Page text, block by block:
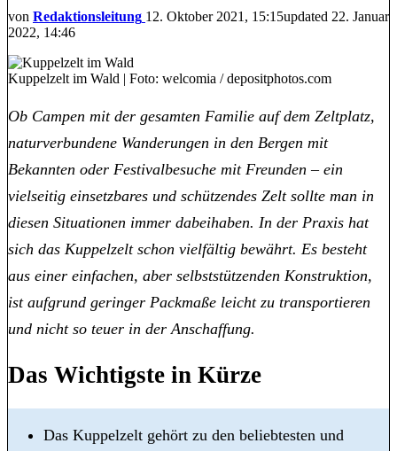
von Redaktionsleitung 12. Oktober 2021, 15:15updated 22. Januar
2022, 14:46
Kuppelzelt im Wald | Foto: welcomia / depositphotos.com
Ob Campen mit der gesamten Familie auf dem Zeltplatz,
naturverbundene Wanderungen in den Bergen mit
Bekannten oder Festivalbesuche mit Freunden – ein
vielseitig einsetzbares und schützendes Zelt sollte man in
diesen Situationen immer dabeihaben. In der Praxis hat
sich das Kuppelzelt schon vielfältig bewährt. Es besteht
aus einer einfachen, aber selbststützenden Konstruktion,
ist aufgrund geringer Packmaße leicht zu transportieren
und nicht so teuer in der Anschaffung.
Das Wichtigste in Kürze
Das Kuppelzelt gehört zu den beliebtesten und